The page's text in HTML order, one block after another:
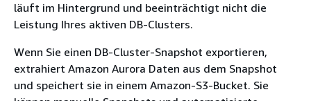
läuft im Hintergrund und beeinträchtigt nicht die
Leistung Ihres aktiven DB-Clusters.
Wenn Sie einen DB-Cluster-Snapshot exportieren,
extrahiert Amazon Aurora Daten aus dem Snapshot
und speichert sie in einem Amazon-S3-Bucket. Sie